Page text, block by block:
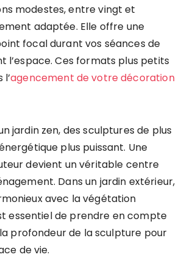
modestes, entre vingt et
adaptée. Elle offre une
focal durant vos séances de
l’espace. Ces formats plus petits
agencement de votre décoration
jardin zen, des sculptures de plus
plus puissant. Une
devient un véritable centre
Dans un jardin extérieur,
avec la végétation
essentiel de prendre en compte
profondeur de la sculpture pour
de vie.